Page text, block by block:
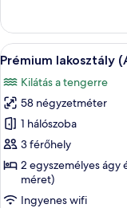
A
következő
szoba
összes
képének
megtekintése:
Prémium
lakosztály
(Amphora)
7
Prémium lakosztály
Kilátás a tengerre
58 négyzetméter
1 hálószoba
3 férőhely
2 egyszemélyes ágy
méret)
Ingyenes wifi